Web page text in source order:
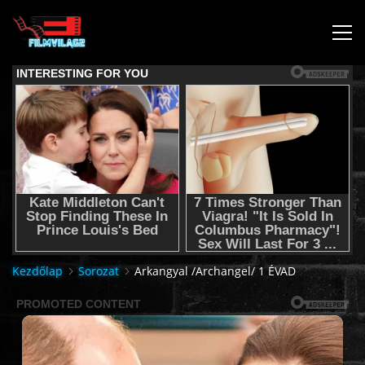
KEZDŐLAP
JOGI NYILATKOZAT,SEGÍTSÉG NYÚJTÁS,FELHASZNÁLÁSI
FELTÉTEL
AUDIO TRACK SWITCHING/HANGSÁV BEÁLLÍTÁSOK/
2K & 4K FILMEK
FILMEK (2026-OS)
Kezdőlap Sorozat Arkangyal /Archangel/ 1 ÉVAD